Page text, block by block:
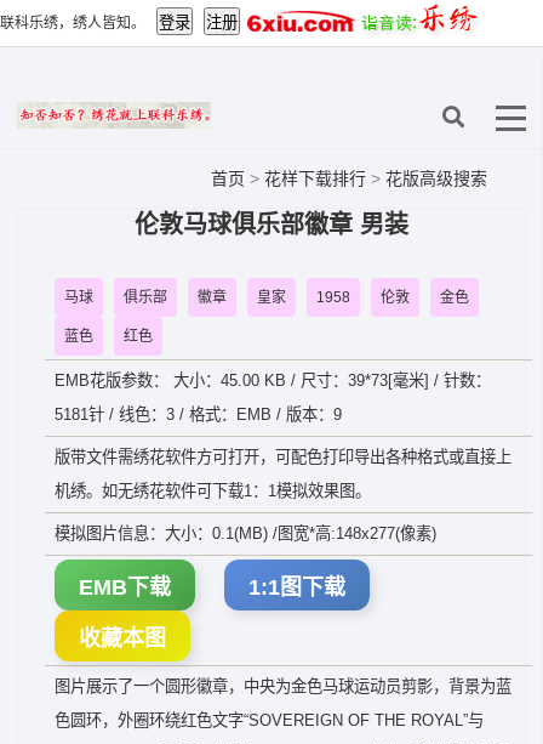
联科乐绣，绣人皆知。
首页 > 花样下载排行 > 花版高级搜索
伦敦马球俱乐部徽章 男装
马球 俱乐部 徽章 皇家 1958 伦敦 金色
蓝色 红色
EMB花版参数： 大小：45.00 KB / 尺寸：39*73[毫米] / 针数：
5181针 / 线色：3 / 格式：EMB / 版本：9
版带文件需绣花软件方可打开，可配色打印导出各种格式或直接上
机绣。如无绣花软件可下载1：1模拟效果图。
模拟图片信息：大小：0.1(MB) /图宽*高:148x277(像素)
EMB下载 1:1图下载
收藏本图
图片展示了一个圆形徽章，中央为金色马球运动员剪影，背景为蓝
色圆环，外圈环绕红色文字“SOVEREIGN OF THE ROYAL”与